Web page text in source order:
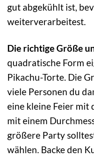
gut abgekühlt ist,
weiterverarbeitest.
Die richtige Größe
quadratische Form
Pikachu-Torte. Die
viele Personen du
eine kleine Feier mit
mit einem
größere Party
wählen. Backe den